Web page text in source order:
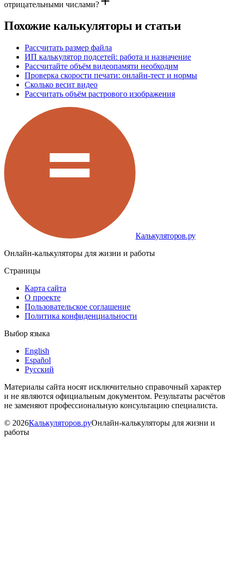
отрицательными числами?
Похожие калькуляторы и статьи
Рассчитать размер файла
ИП калькулятор подсетей: работа и назначение
Рассчитайте объём видеопамяти необходим
Проверка скорости печати: онлайн-тест и нормы
Сколько весит видео
Рассчитать объём растрового изображения
Калькуляторов.ру
Онлайн-калькуляторы для жизни и работы
Страницы
Карта сайта
О проекте
Пользовательское соглашение
Политика конфиденциальности
Выбор языка
English
Español
Русский
Материалы сайта носят исключительно справочный характер
и не являются официальным документом. Результаты расчётов
не заменяют профессиональную консультацию специалиста.
© 2026Калькуляторов.руОнлайн-калькуляторы для жизни и
работы